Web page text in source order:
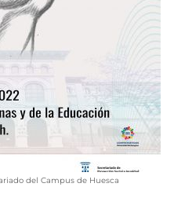
MILITANTE
del Campus de Huesca